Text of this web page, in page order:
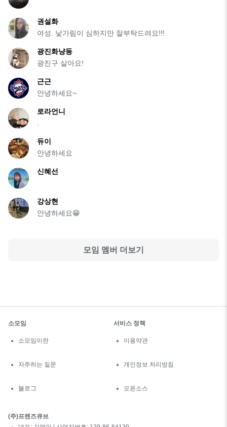
권설화
여성. 낯가림이 심하지만 잘부탁드려요!!!
광진화냥동
광진구 살아요!
근근
안녕하세요~
로라언니
듀이
안녕하세요
신혜선
강상현
안녕하세요😁
모임 멤버 더보기
소모임
소모임이란
자주하는 질문
블로그
서비스 정책
이용약관
개인정보 처리방침
오픈소스
(주)프렌즈큐브